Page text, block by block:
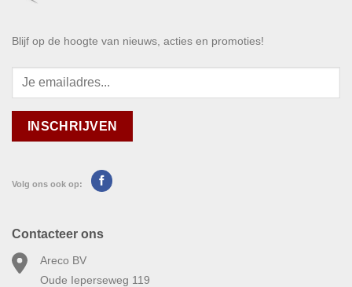
Blijf op de hoogte van nieuws, acties en promoties!
Volg ons ook op:
Contacteer ons
Areco BV
Oude Ieperseweg 119